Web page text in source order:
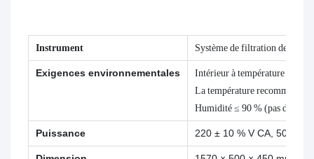
Instrument Système de filtration des
Exigences environnementales
Intérieur à température
La température
Humidité ≤ 90 % (pas de
Puissance 220 ± 10 % V CA, 50 ± 10